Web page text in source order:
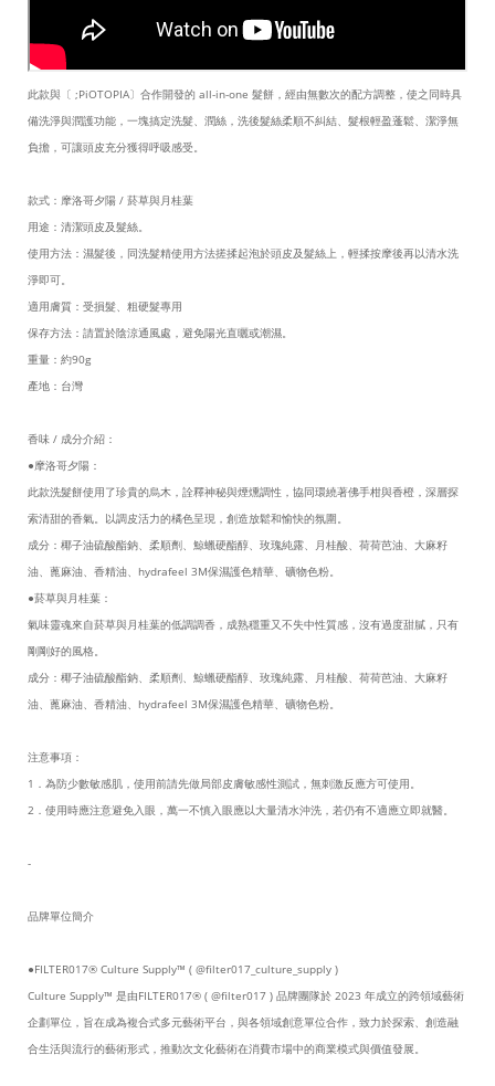
此款與〔 ;PiOTOPIA〕合作開發的 all-in-one 髮餅，經由無數次的配方調整，使之同時具
備洗淨與潤護功能，一塊搞定洗髮、潤絲，洗後髮絲柔順不糾結、髮根輕盈蓬鬆、潔淨無
負擔，可讓頭皮充分獲得呼吸感受。
款式：摩洛哥夕陽 / 菸草與月桂葉
用途：清潔頭皮及髮絲。
使用方法：濕髮後，同洗髮精使用方法搓揉起泡於頭皮及髮絲上，輕揉按摩後再以清水洗
淨即可。
適用膚質：受損髮、粗硬髮專用
保存方法：請置於陰涼通風處，避免陽光直曬或潮濕。
重量：約90g
產地：台灣
香味 / 成分介紹：
●摩洛哥夕陽：
此款洗髮餅使用了珍貴的烏木，詮釋神秘與煙燻調性，協同環繞著佛手柑與香橙，深層探
索清甜的香氣。以調皮活力的橘色呈現，創造放鬆和愉快的氛圍。
成分：椰子油硫酸酯鈉、柔順劑、鯨蠟硬酯醇、玫瑰純露、月桂酸、荷荷芭油、大麻籽
油、蓖麻油、香精油、hydrafeel 3M保濕護色精華、礦物色粉。
●菸草與月桂葉：
氣味靈魂來自菸草與月桂葉的低調調香，成熟穩重又不失中性質感，沒有過度甜膩，只有
剛剛好的風格。
成分：椰子油硫酸酯鈉、柔順劑、鯨蠟硬酯醇、玫瑰純露、月桂酸、荷荷芭油、大麻籽
油、蓖麻油、香精油、hydrafeel 3M保濕護色精華、礦物色粉。
注意事項：
1．為防少數敏感肌，使用前請先做局部皮膚敏感性測試，無刺激反應方可使用。
2．使用時應注意避免入眼，萬一不慎入眼應以大量清水沖洗，若仍有不適應立即就醫。
-
品牌單位簡介
●FILTER017® Culture Supply™ ( @filter017_culture_supply )
Culture Supply™ 是由FILTER017® ( @filter017 ) 品牌團隊於 2023 年成立的跨領域藝術
企劃單位，旨在成為複合式多元藝術平台，與各領域創意單位合作，致力於探索、創造融
合生活與流行的藝術形式，推動次文化藝術在消費市場中的商業模式與價值發展。